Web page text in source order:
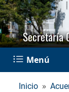
Secretaría
Menú
Inicio